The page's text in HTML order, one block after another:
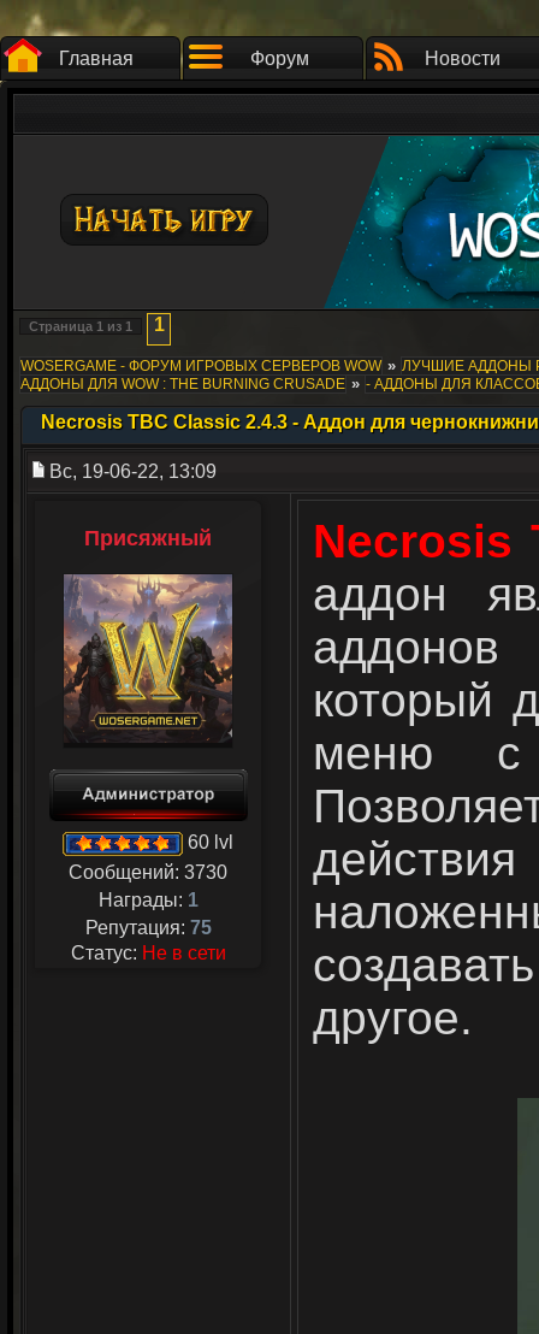
Главная Форум Новости
Страница 1 из 1 1
WOSERGAME - ФОРУМ ИГРОВЫХ СЕРВЕРОВ WOW » ЛУЧШИЕ АДДОНЫ
АДДОНЫ ДЛЯ WOW : THE BURNING CRUSADE » - АДДОНЫ ДЛЯ
Necrosis TBC Classic 2.4.3 - Аддон для
Вс, 19-06-22, 13:09
Присяжный
60 lvl
Сообщений: 3730
Награды: 1
Репутация: 75
Статус: Не в сети
Necrosis
аддон
который
меню с
другое.